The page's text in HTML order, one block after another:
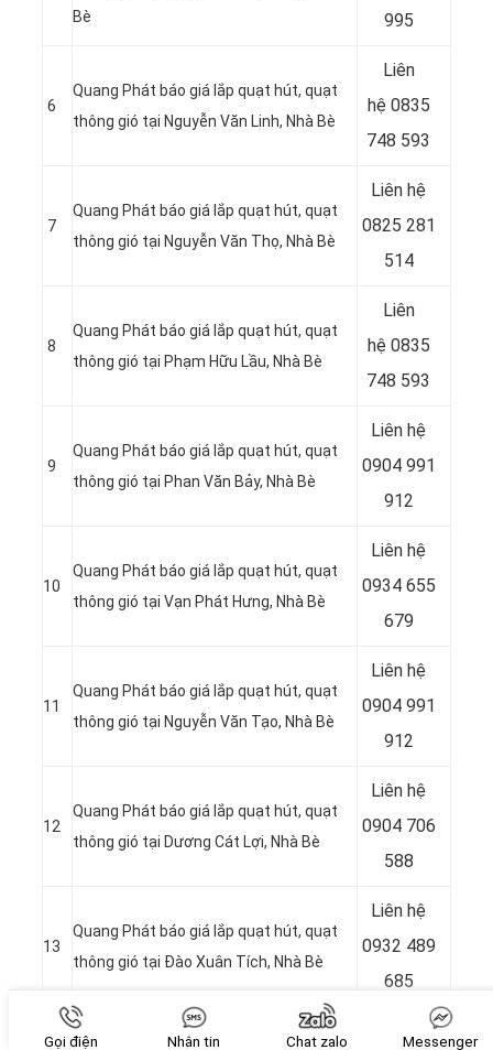
Bè
995
6
Quang Phát báo giá lắp quạt hút, quạt
thông gió tại Nguyễn Văn Linh, Nhà Bè
Liên
hệ 0835
748 593
7
Quang Phát báo giá lắp quạt hút, quạt
thông gió tại Nguyễn Văn Thọ, Nhà Bè
Liên hệ
0825 281
514
8
Quang Phát báo giá lắp quạt hút, quạt
thông gió tại Phạm Hữu Lầu, Nhà Bè
Liên
hệ 0835
748 593
9
Quang Phát báo giá lắp quạt hút, quạt
thông gió tại Phan Văn Bảy, Nhà Bè
Liên hệ
0904 991
912
10
Quang Phát báo giá lắp quạt hút, quạt
thông gió tại Vạn Phát Hưng, Nhà Bè
Liên hệ
0934 655
679
11
Quang Phát báo giá lắp quạt hút, quạt
thông gió tại Nguyễn Văn Tạo, Nhà Bè
Liên hệ
0904 991
912
12
Quang Phát báo giá lắp quạt hút, quạt
thông gió tại Dương Cát Lợi, Nhà Bè
Liên hệ
0904 706
588
13
Quang Phát báo giá lắp quạt hút, quạt
thông gió tại Đào Xuân Tích, Nhà Bè
Liên hệ
0932 489
685
Gọi điện Nhắn tin Chat zalo Messenger